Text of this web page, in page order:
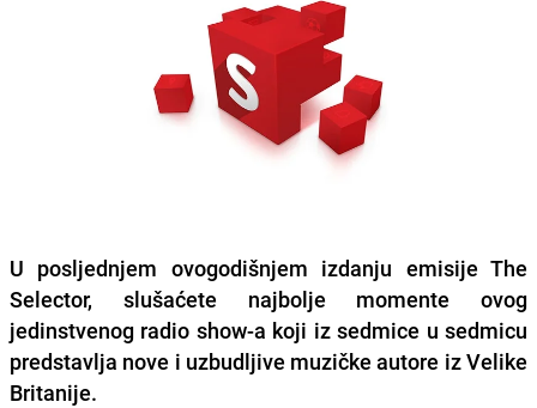
U posljednjem ovogodišnjem izdanju emisije The
Selector, slušaćete najbolje momente ovog
jedinstvenog radio show-a koji iz sedmice u sedmicu
predstavlja nove i uzbudljive muzičke autore iz Velike
Britanije.